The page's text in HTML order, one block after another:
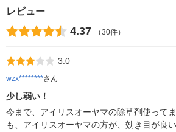
レビュー
4.37 （30件）
3.0
wzx********さん
少し弱い！
今まで、アイリスオーヤマの除草剤使って
も、アイリスオーヤマの方が、効き目が良